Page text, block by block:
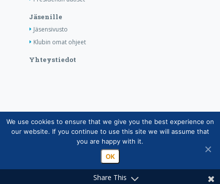
Jäsenille
Jäsensivusto
Klubin omat ohjeet
Yhteystiedot
Copyright © Suomen Rotarypalvelu ry 2026 |
Jäsentietojärjestelmän tietosuojaseloste|Henkilötietojen
käsittely Rotarytoiminnassa
Share This
We use cookies to ensure that we give you the best experience on
our website. If you continue to use this site we will assume that
you are happy with it.
OK